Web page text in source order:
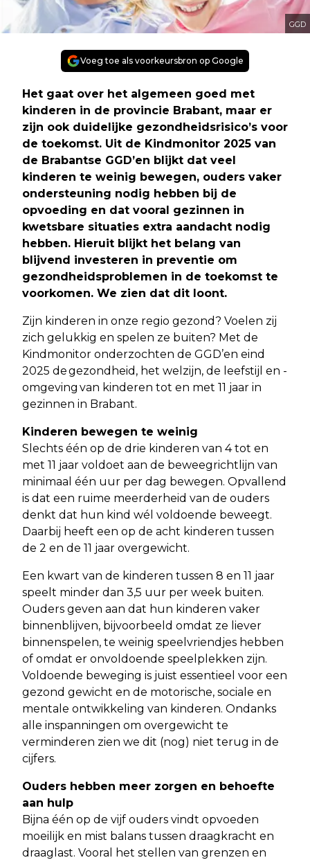
GGD
Voeg toe als voorkeursbron op Google
Het gaat over het algemeen goed met
kinderen in de provincie Brabant, maar er
zijn ook duidelijke gezondheidsrisico’s voor
de toekomst. Uit de Kindmonitor 2025 van
de Brabantse GGD’en blijkt dat veel
kinderen te weinig bewegen, ouders vaker
ondersteuning nodig hebben bij de
opvoeding en dat vooral gezinnen in
kwetsbare situaties extra aandacht nodig
hebben. Hieruit blijkt het belang van
blijvend investeren in preventie om
gezondheidsproblemen in de toekomst te
voorkomen. We zien dat dit loont.
Zijn kinderen in onze regio gezond? Voelen zij
zich gelukkig en spelen ze buiten? Met de
Kindmonitor onderzochten de GGD’en eind
2025 de gezondheid, het welzijn, de leefstijl en -
omgeving van kinderen tot en met 11 jaar in
gezinnen in Brabant.
Kinderen bewegen te weinig
Slechts één op de drie kinderen van 4 tot en
met 11 jaar voldoet aan de beweegrichtlijn van
minimaal één uur per dag bewegen. Opvallend
is dat een ruime meerderheid van de ouders
denkt dat hun kind wél voldoende beweegt.
Daarbij heeft een op de acht kinderen tussen
de 2 en de 11 jaar overgewicht.
Een kwart van de kinderen tussen 8 en 11 jaar
speelt minder dan 3,5 uur per week buiten.
Ouders geven aan dat hun kinderen vaker
binnenblijven, bijvoorbeeld omdat ze liever
binnenspelen, te weinig speelvriendjes hebben
of omdat er onvoldoende speelplekken zijn.
Voldoende beweging is juist essentieel voor een
gezond gewicht en de motorische, sociale en
mentale ontwikkeling van kinderen. Ondanks
alle inspanningen om overgewicht te
verminderen zien we dit (nog) niet terug in de
cijfers.
Ouders hebben meer zorgen en behoefte
aan hulp
Bijna één op de vijf ouders vindt opvoeden
moeilijk en mist balans tussen draagkracht en
draaglast. Vooral het stellen van grenzen en